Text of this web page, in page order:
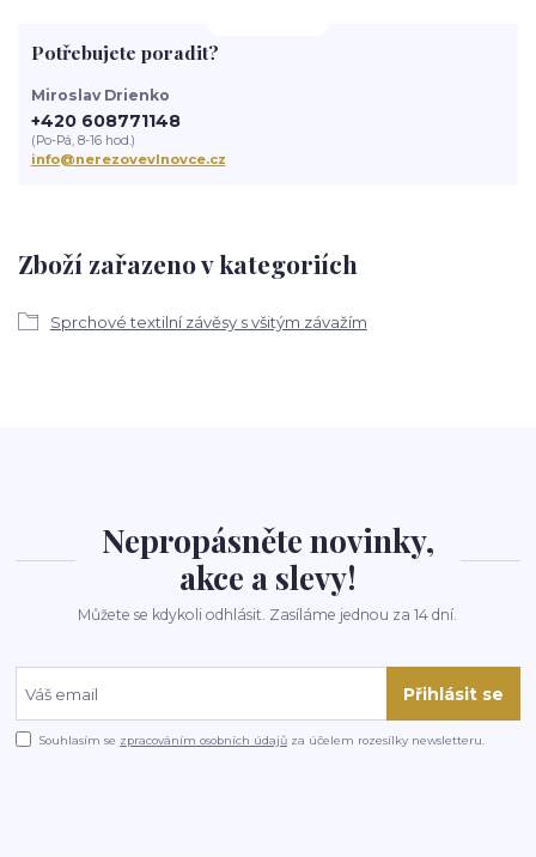
Zboží zařazeno v kategoriích
Sprchové textilní závěsy s všitým závažím
Potřebujete poradit?
Miroslav Drienko
+420 608771148
(Po-Pá, 8-16 hod.)
info@nerezovevlnovce.cz
Nepropásněte novinky,
akce a slevy!
Můžete se kdykoli odhlásit. Zasíláme jednou za 14 dní.
Přihlásit se
Souhlasím se zpracováním osobních údajů za účelem rozesílky newsletteru.